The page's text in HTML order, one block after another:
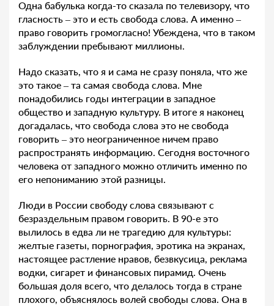
Одна бабулька когда-то сказала по телевизору, что
гласность – это и есть свобода слова. А именно –
право говорить громогласно! Убеждена, что в таком
заблуждении пребывают миллионы.
Надо сказать, что я и сама не сразу поняла, что же
это такое – та самая свобода слова. Мне
понадобились годы интеграции в западное
общество и западную культуру. В итоге я наконец
догадалась, что свобода слова это не свобода
говорить – это неограниченное ничем право
распространять информацию. Сегодня восточного
человека от западного можно отличить именно по
его непониманию этой разницы.
Люди в России свободу слова связывают с
безраздельным правом говорить. В 90-е это
вылилось в едва ли не трагедию для культуры:
желтые газеты, порнография, эротика на экранах,
настоящее растление нравов, безвкусица, реклама
водки, сигарет и финансовых пирамид. Очень
большая доля всего, что делалось тогда в стране
плохого, объяснялось волей свободы слова. Она в